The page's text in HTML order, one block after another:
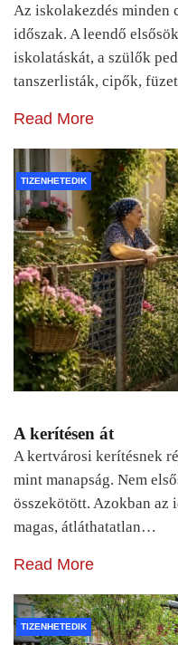
Az iskolakezdés minden
időszak. A leendő
iskolatáskát, a szülők
tanszerlisták, cipők,
Read More
TIZENHETEDIK
A kerítésen át
A kertvárosi kerítésnek
mint manapság. Nem
összekötött. Azokban az
magas, átláthatatlan…
Read More
TIZENHETEDIK